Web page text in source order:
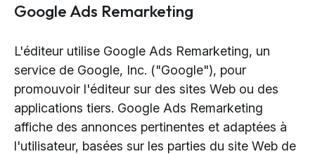
Google Ads Remarketing
L'éditeur utilise Google Ads Remarketing, un
service de Google, Inc. ("Google"), pour
promouvoir l'éditeur sur des sites Web ou des
applications tiers. Google Ads Remarketing
affiche des annonces pertinentes et adaptées à
l'utilisateur, basées sur les parties du site Web de